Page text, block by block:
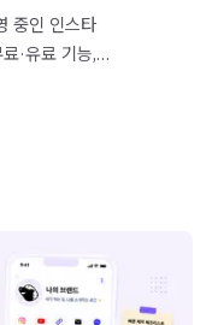
중인 인스타
·유료 기능,